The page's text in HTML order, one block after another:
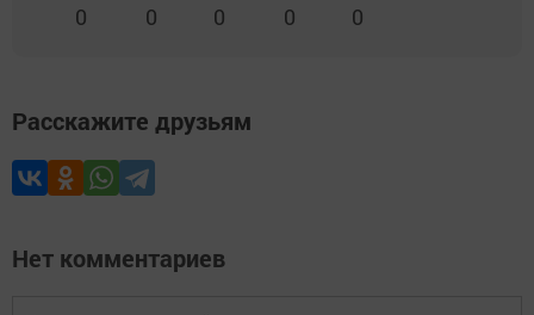
0 0 0 0 0
Расскажите друзьям
Нет комментариев